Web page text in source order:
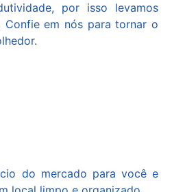
por isso levamos
Confie em nós para tornar o
do mercado para você e